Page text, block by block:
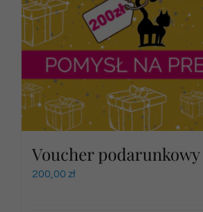
Voucher podarunkowy
200,00 zł